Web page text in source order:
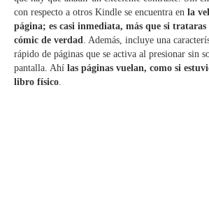
con respecto a otros Kindle se encuentra en la
página; es casi inmediata, más que si
cómic de verdad. Además, incluye una
rápido de páginas que se activa al presionar sin
pantalla. Ahí las páginas vuelan, como si
libro físico.